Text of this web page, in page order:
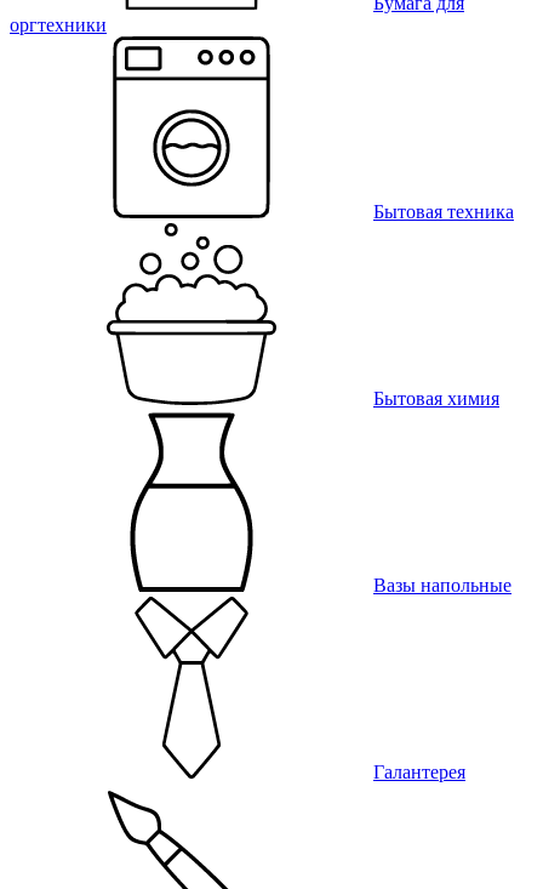
оргтехники
Бытовая техника
Бытовая химия
Вазы напольные
Галантерея